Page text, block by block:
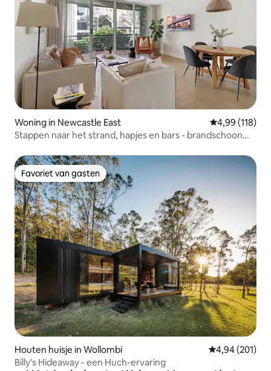
Woning in Newcastle East Gemiddelde
4,99 (118)
Stappen naar het strand, hapjes en bars - brandschoon
Favoriet van gasten
Favoriet van gasten
Houten huisje in Wollombi Gemiddelde
4,94 (201)
Billy's Hideaway - een Huch-ervaring